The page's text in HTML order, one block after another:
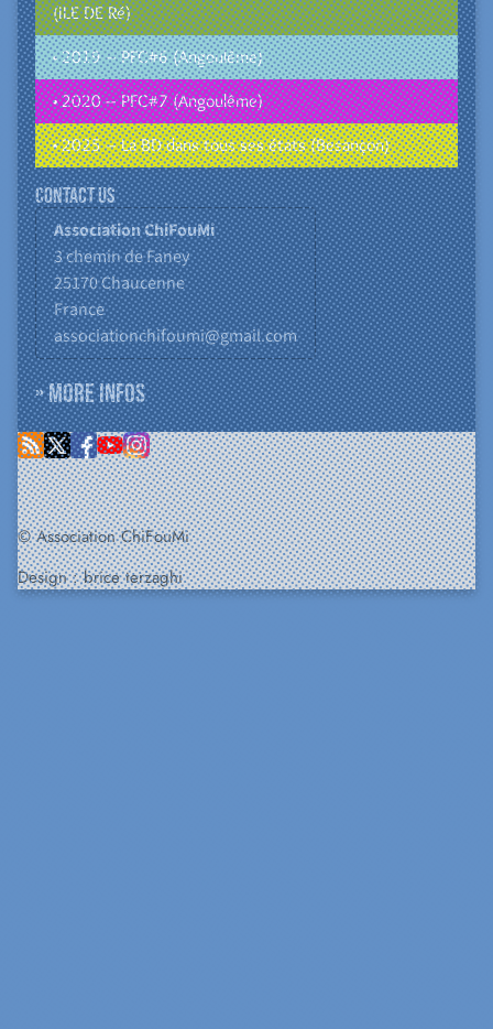
(ILE DE Ré)
• 2019 – PFC#6 (Angoulême)
• 2020 – PFC#7 (Angoulême)
• 2025 – La BD dans tous ses états (Besançon)
Contact us
Association ChiFouMi
3 chemin de Faney
25170Chaucenne
France
associationchifoumi@gmail.com
» More infos
© Association ChiFouMi
Design :brice terzaghi